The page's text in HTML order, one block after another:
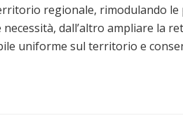
regionale, rimodulando
dall’altro ampliare la
uniforme sul territorio e